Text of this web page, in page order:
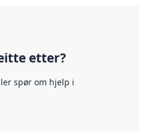
etter?
spør om hjelp i